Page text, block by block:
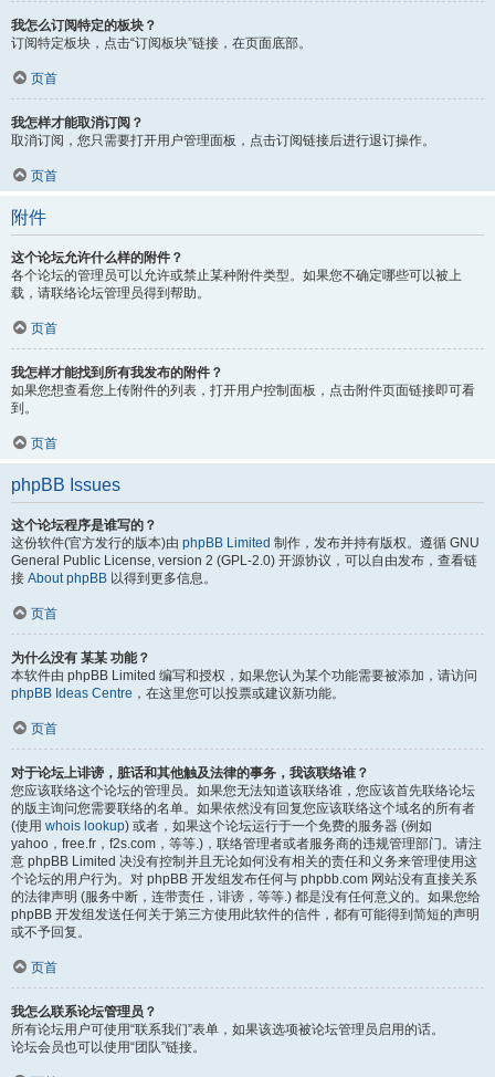
我怎么订阅特定的板块？
订阅特定板块，点击“订阅板块”链接，在页面底部。
页首
我怎样才能取消订阅？
取消订阅，您只需要打开用户管理面板，点击订阅链接后进行退订操作。
页首
附件
这个论坛允许什么样的附件？
各个论坛的管理员可以允许或禁止某种附件类型。如果您不确定哪些可以被上
载，请联络论坛管理员得到帮助。
页首
我怎样才能找到所有我发布的附件？
如果您想查看您上传附件的列表，打开用户控制面板，点击附件页面链接即可看
到。
页首
phpBB Issues
这个论坛程序是谁写的？
这份软件(官方发行的版本)由 phpBB Limited 制作，发布并持有版权。遵循 GNU
General Public License, version 2 (GPL-2.0) 开源协议，可以自由发布，查看链
接 About phpBB 以得到更多信息。
页首
为什么没有 某某 功能？
本软件由 phpBB Limited 编写和授权，如果您认为某个功能需要被添加，请访问
phpBB Ideas Centre ，在这里您可以投票或建议新功能。
页首
对于论坛上诽谤，脏话和其他触及法律的事务，我该联络谁？
您应该联络这个论坛的管理员。如果您无法知道该联络谁，您应该首先联络论坛
的版主询问您需要联络的名单。如果依然没有回复您应该联络这个域名的所有者
(使用 whois lookup) 或者，如果这个论坛运行于一个免费的服务器 (例如
yahoo，free.fr，f2s.com，等等.)，联络管理者或者服务商的违规管理部门。请注
意 phpBB Limited 决没有控制并且无论如何没有相关的责任和义务来管理使用这
个论坛的用户行为。对 phpBB 开发组发布任何与 phpbb.com 网站没有直接关系
的法律声明 (服务中断，连带责任，诽谤，等等.) 都是没有任何意义的。如果您给
phpBB 开发组发送任何关于第三方使用此软件的信件，都有可能得到简短的声明
或不予回复。
页首
我怎么联系论坛管理员？
所有论坛用户可使用“联系我们”表单，如果该选项被论坛管理员启用的话。
论坛会员也可以使用“团队”链接。